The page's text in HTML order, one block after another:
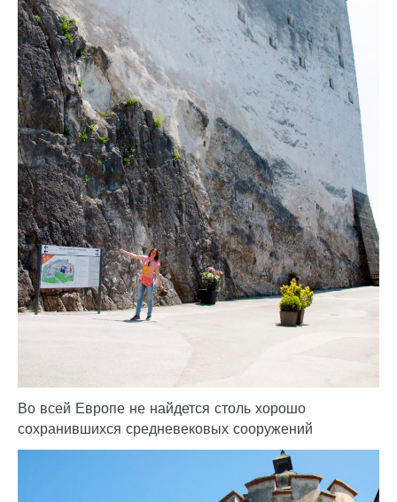
Во всей Европе не найдется столь хорошо
сохранившихся средневековых сооружений